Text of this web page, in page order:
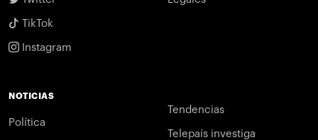
TikTok
Instagram
NOTICIAS
Política
Tendencias
Telepaís investiga